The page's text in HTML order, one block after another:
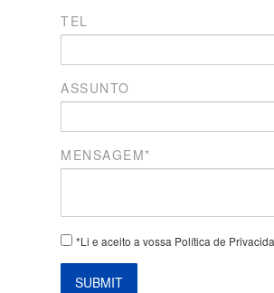
TEL
ASSUNTO
MENSAGEM*
*Li e aceito a vossa Política de
SUBMIT